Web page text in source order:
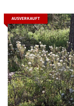
AUSVERKAUFT